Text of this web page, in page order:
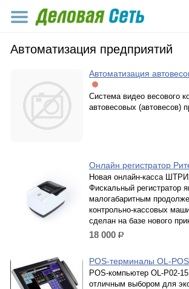
Автоматизация предприятий
Автоматизация
Система видео весового
автовесовых (автовесов)
Онлайн регистратор
Новая онлайн-касса
Фискальный регистратор
малогабаритным
контрольно-кассовых
сделан на базе нового
18 000 р.
POS-терминалы OL-POS
POS-компьютер OL-P02-
отличным выбором для